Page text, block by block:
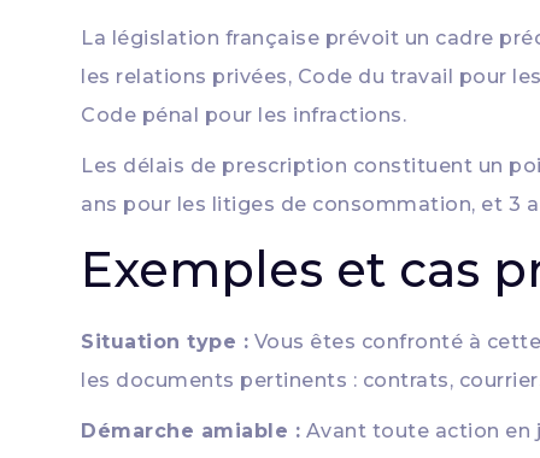
La législation française prévoit un cadre
les relations privées, Code du travail pour
Code pénal pour les infractions.
Les délais de prescription constituent un
ans pour les litiges de consommation, et 3
Exemples et cas
Situation type : Vous êtes confronté à
les documents pertinents : contrats,
Démarche amiable : Avant toute action en